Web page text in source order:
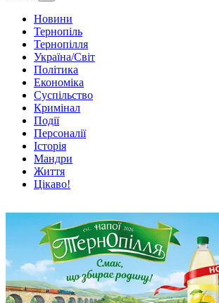
Новини
Тернопіль
Тернопілля
Україна/Світ
Політика
Економіка
Суспільство
Кримінал
Події
Персоналії
Історія
Мандри
Життя
Цікаво!